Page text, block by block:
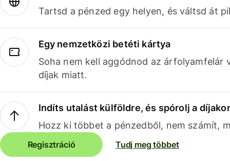
Tartsd a pénzed egy helyen, és váltsd át
Egy nemzetközi betéti kártya
Soha nem kell aggódnod az árfolyamfelár
díjak miatt.
Indíts utalást külföldre, és spórolj a
Hozz ki többet a pénzedből, nem számít,
Regisztráció Tudj meg többet